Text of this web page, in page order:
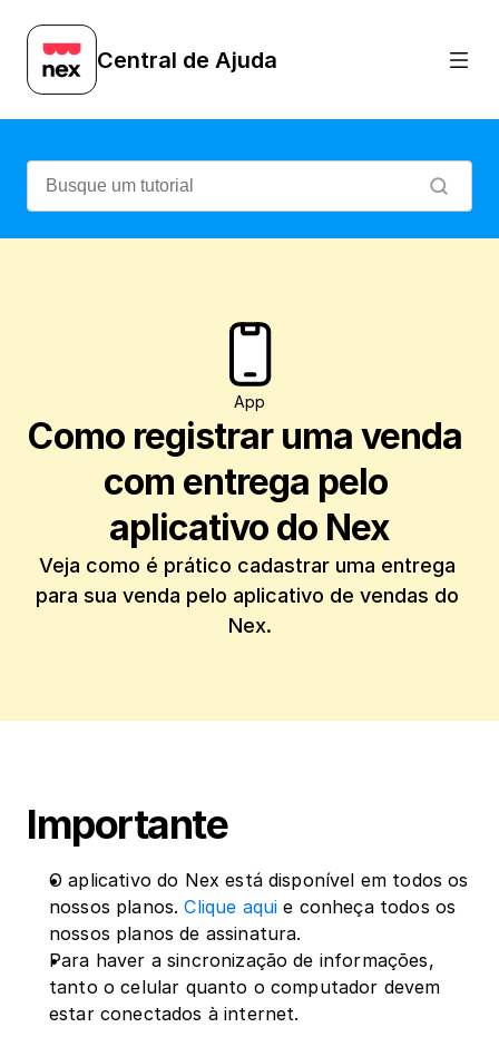
Central de Ajuda
App
Como registrar uma venda
com entrega pelo
aplicativo do Nex
Veja como é prático cadastrar uma entrega
para sua venda pelo aplicativo de vendas do
Nex.
‍Importante
O aplicativo do Nex está disponível em todos os
nossos planos. Clique aqui e conheça todos os
nossos planos de assinatura.
Para haver a sincronização de informações,
tanto o celular quanto o computador devem
estar conectados à internet.